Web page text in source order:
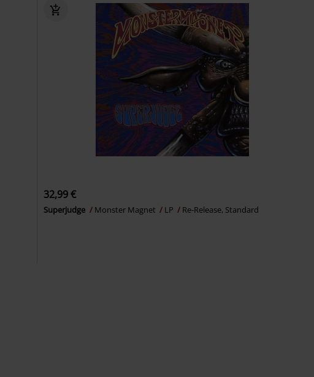
32,99 €
Superjudge Monster Magnet LP Re-Release, Standard